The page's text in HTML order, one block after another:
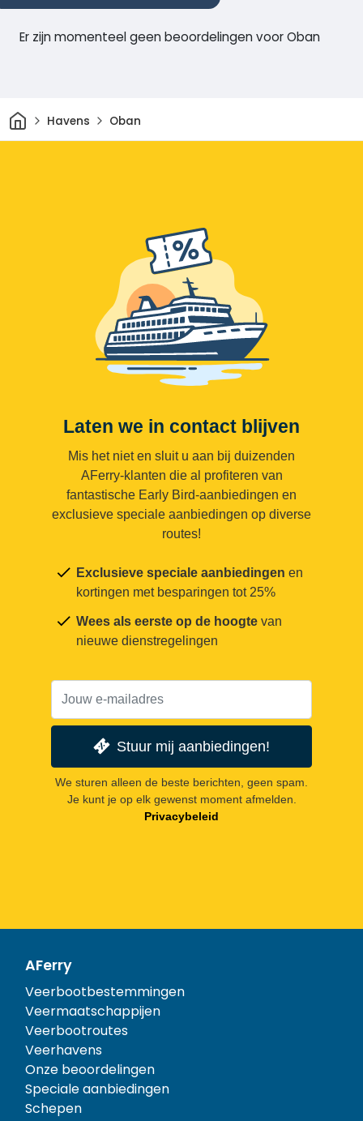
Er zijn momenteel geen beoordelingen voor Oban
ThuisHavens Oban
Laten we in contact blijven
Mis het niet en sluit u aan bij duizenden
AFerry-klanten die al profiteren van
fantastische Early Bird-aanbiedingen en
exclusieve speciale aanbiedingen op diverse
routes!
Exclusieve speciale aanbiedingen en
kortingen met besparingen tot 25%
Wees als eerste op de hoogte van
nieuwe dienstregelingen
Stuur mij aanbiedingen!
We sturen alleen de beste berichten, geen spam.
Je kunt je op elk gewenst moment afmelden.
Privacybeleid
AFerry
Veerbootbestemmingen
Veermaatschappijen
Veerbootroutes
Veerhavens
Onze beoordelingen
Speciale aanbiedingen
Schepen